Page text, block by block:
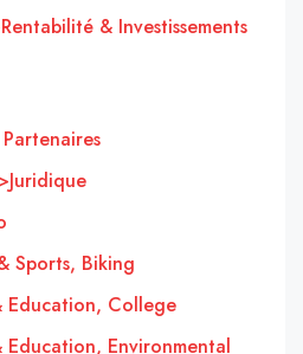
& Investissements
Sports, Biking
Education, College
Education, Environmental